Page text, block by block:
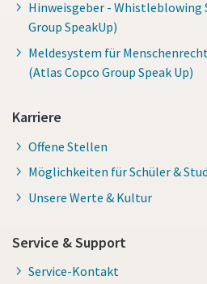
Hinweisgeber - Whistleblowing
Group SpeakUp)
Meldesystem für
(Atlas Copco Group Speak Up)
Karriere
Offene Stellen
Möglichkeiten für Schüler &
Unsere Werte & Kultur
Service & Support
Service-Kontakt